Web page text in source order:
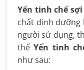
Yến tinh chế sợi
chất dinh dưỡng
người sử dụng,
thểYến tinh
như sau: